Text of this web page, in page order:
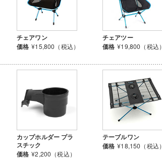
チェアワン
価格 ¥15,800（税込）
チェアツー
価格 ¥19,800（税込）
カップホルダー プラ
スチック
価格 ¥2,200（税込）
テーブルワン
価格 ¥18,150（税込）